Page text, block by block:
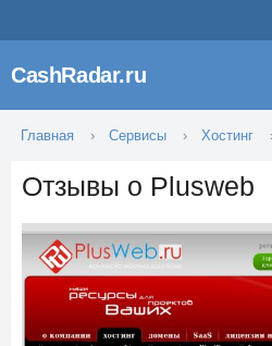
CashRadar.ru
Главная Сервисы Хостинг
Отзывы о Plusweb